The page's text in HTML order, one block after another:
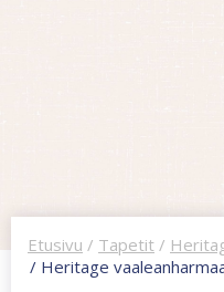
Etusivu / Tapetit /
/ Heritage